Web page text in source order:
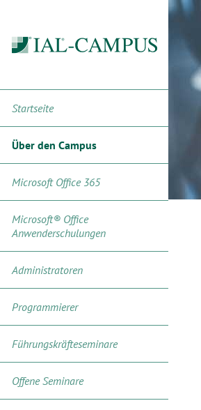
Startseite
Über den Campus
IAL®-
CAMPUS
für
Macher
IAL®-
CAMPUS
für
Entscheider
IAL®-
Campus
Team
Imagetrailer
Referenzen
Microsoft Office 365
Microsoft® Office
Anwenderschulungen
Administratoren
Programmierer
Führungskräfteseminare
Offene Seminare